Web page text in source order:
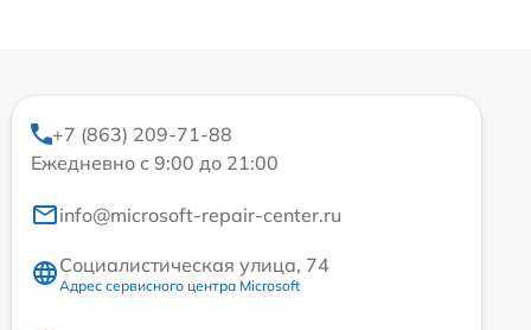
+7 (863) 209-71-88
Ежедневно с 9:00 до 21:00
info@microsoft-repair-center.ru
Социалистическая улица, 74
Адрес сервисного центра Microsoft